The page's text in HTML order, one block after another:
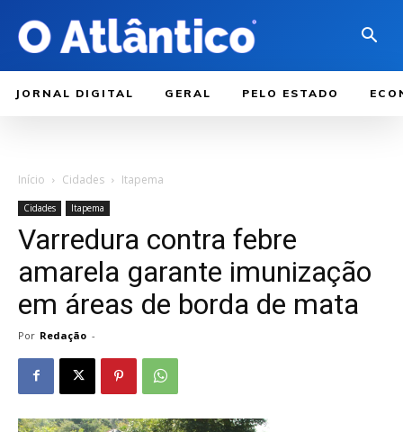
JORNAL DIGITAL GERAL PELO ESTADO
Início Cidades Itapema
Cidades Itapema
Varredura contra febre
amarela garante imunização
em áreas de borda de mata
Por Redação -